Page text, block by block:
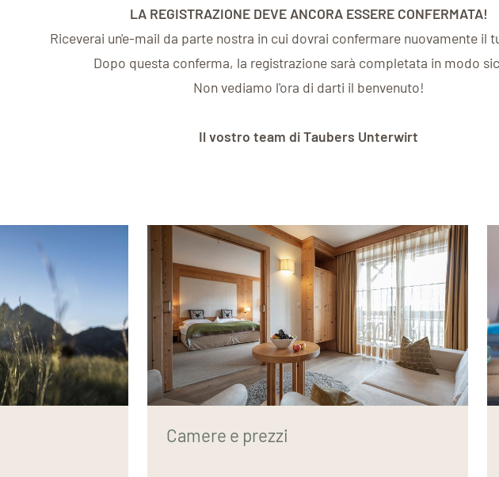
LA REGISTRAZIONE DEVE ANCORA ESSERE CONFERMATA!
Riceverai un'e-mail da parte nostra in cui dovrai confermare nuovamente il
Dopo questa conferma, la registrazione sarà completata in modo
Non vediamo l'ora di darti il benvenuto!
Il vostro team di Taubers Unterwirt
Camere e prezzi